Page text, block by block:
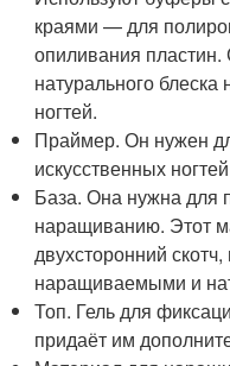
краями — для
опиливания
натурального
ногтей.
Праймер. Он нужен
искусственных
База. Она нужна для
наращиванию. Этот
двухсторонний
наращиваемыми и
Топ. Гель для
придаёт им